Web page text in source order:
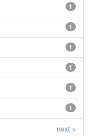
1
1
1
1
1
1
next >